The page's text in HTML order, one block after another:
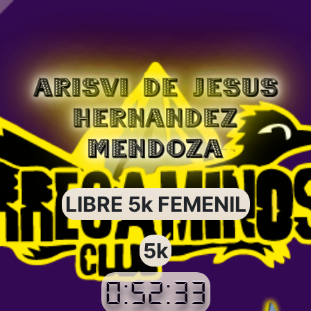
ARISVI DE JESUS
HERNANDEZ
MENDOZA
LIBRE 5k FEMENIL
5k
0:52:33